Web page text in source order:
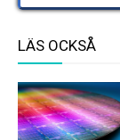
LÄS OCKSÅ